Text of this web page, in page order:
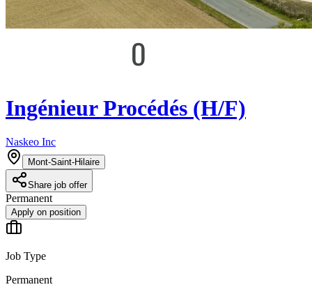
Ingénieur Procédés (H/F)
Naskeo Inc
Mont-Saint-Hilaire
Share job offer
Permanent
Apply on position
Job Type
Permanent